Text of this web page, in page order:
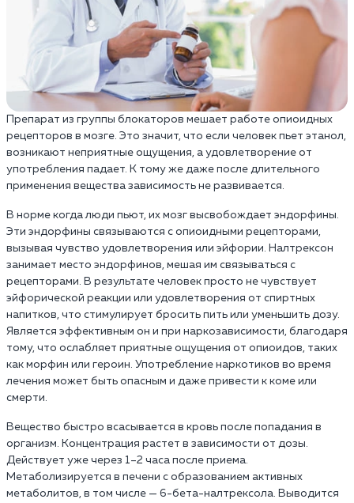
Препарат из группы блокаторов мешает работе опиоидных
рецепторов в мозге. Это значит, что если человек пьет этанол,
возникают неприятные ощущения, а удовлетворение от
употребления падает. К тому же даже после длительного
применения вещества зависимость не развивается.
В норме когда люди пьют, их мозг высвобождает эндорфины.
Эти эндорфины связываются с опиоидными рецепторами,
вызывая чувство удовлетворения или эйфории. Налтрексон
занимает место эндорфинов, мешая им связываться с
рецепторами. В результате человек просто не чувствует
эйфорической реакции или удовлетворения от спиртных
напитков, что стимулирует бросить пить или уменьшить дозу.
Является эффективным он и при наркозависимости, благодаря
тому, что ослабляет приятные ощущения от опиоидов, таких
как морфин или героин. Употребление наркотиков во время
лечения может быть опасным и даже привести к коме или
смерти.
Вещество быстро всасывается в кровь после попадания в
организм. Концентрация растет в зависимости от дозы.
Действует уже через 1–2 часа после приема.
Метаболизируется в печени с образованием активных
метаболитов, в том числе — 6-бета-налтрексола. Выводится